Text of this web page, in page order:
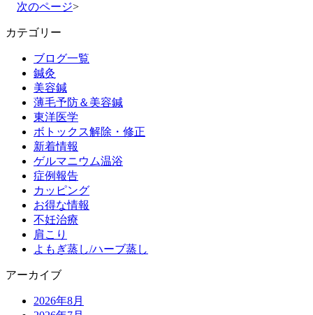
次のページ>
カテゴリー
ブログ一覧
鍼灸
美容鍼
薄毛予防＆美容鍼
東洋医学
ボトックス解除・修正
新着情報
ゲルマニウム温浴
症例報告
カッピング
お得な情報
不妊治療
肩こり
よもぎ蒸し/ハーブ蒸し
アーカイブ
2026年8月